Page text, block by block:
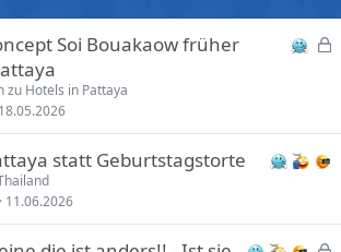
e
Soi Bouakaow früher
zu Hotels in Pattaya
18.05.2026
statt Geburtstagstorte
11.06.2026